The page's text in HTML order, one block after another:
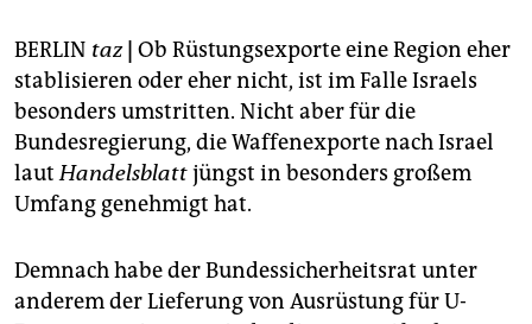
genossenschaft
epaper login
BERLIN taz Ob Rüstungsexporte eine Region eher
stablisieren oder eher nicht, ist im Falle Israels
besonders umstritten. Nicht aber für die
Bundesregierung, die Waffenexporte nach Israel
lautHandelsblattjüngst in besonders großem
Umfang genehmigt hat.
Demnach habe der Bundessicherheitsrat unter
anderem der Lieferung von Ausrüstung für U-